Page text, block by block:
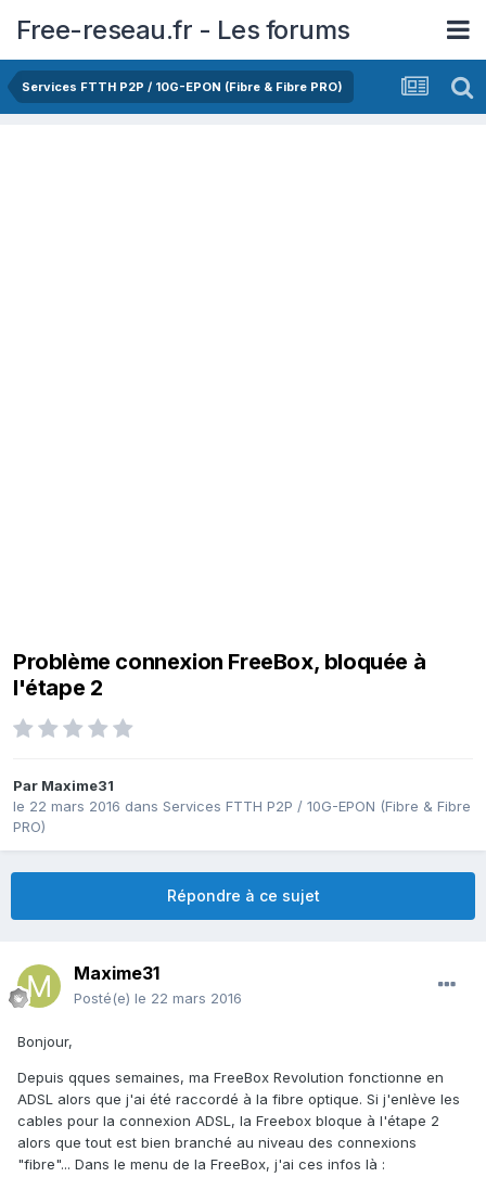
Free-reseau.fr - Les forums
Services FTTH P2P / 10G-EPON (Fibre & Fibre PRO)
Problème connexion FreeBox, bloquée à
l'étape 2
Par Maxime31
le 22 mars 2016 dans Services FTTH P2P / 10G-EPON (Fibre & Fibre
PRO)
Répondre à ce sujet
Maxime31
Posté(e) le 22 mars 2016
Bonjour,
Depuis qques semaines, ma FreeBox Revolution fonctionne en
ADSL alors que j'ai été raccordé à la fibre optique. Si j'enlève les
cables pour la connexion ADSL, la Freebox bloque à l'étape 2
alors que tout est bien branché au niveau des connexions
"fibre"... Dans le menu de la FreeBox, j'ai ces infos là :